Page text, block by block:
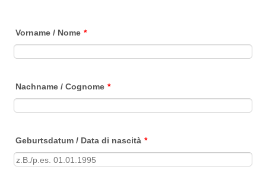
Vorname / Nome *
Nachname / Cognome *
Geburtsdatum / Data di nascità *